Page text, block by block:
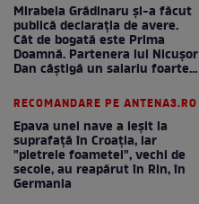
Mirabela Grădinaru și-a făcut
publică declarația de avere.
Cât de bogată este Prima
Doamnă. Partenera lui Nicușor
Dan câștigă un salariu foarte
RECOMANDARE PE ANTENA3.RO
Epava unei nave a ieșit la
suprafață în Croația, iar
"pietrele foametei", vechi de
secole, au reapărut în Rin, în
Germania